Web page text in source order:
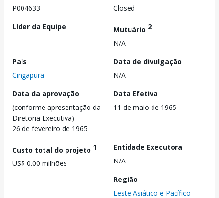
P004633
Closed
Líder da Equipe
Mutuário 2
N/A
País
Cingapura
Data de divulgação
N/A
Data da aprovação
(conforme apresentação da
Diretoria Executiva)
26 de fevereiro de 1965
Data Efetiva
11 de maio de 1965
Custo total do projeto 1
US$ 0.00 milhões
Entidade Executora
N/A
Região
Leste Asiático e Pacífico